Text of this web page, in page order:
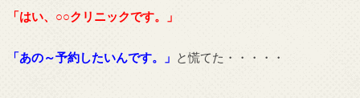
「はい、○○クリニックです。」
「あの～予約したいんです。」 と慌てた・・・・・